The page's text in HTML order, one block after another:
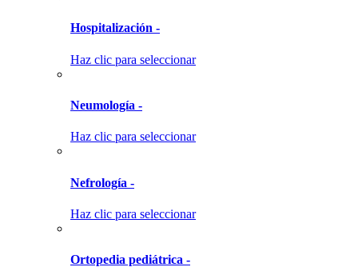
Hospitalización -
Haz clic para seleccionar
Neumología -
Haz clic para seleccionar
Nefrología -
Haz clic para seleccionar
Ortopedia pediátrica -